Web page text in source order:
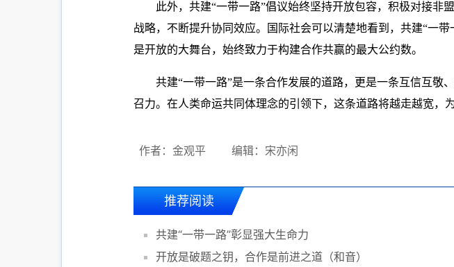
此外，共建“一带一路”倡议始终坚持开放包容，积极对接非
战略，不断提升协同效应。国际社会可以清楚地看到，共建“一
是开放的大舞台，始终致力于构建合作共赢的最大公约数。
共建“一带一路”是一条合作发展的道路，更是一条互信互敬
召力。在人类命运共同体理念的引领下，这条道路将越走越宽，
作者：金观平 编辑：宋亦闲
推荐阅读
共建“一带一路”彰显强大生命力
开放是破题之钥，合作是前进之道（和音）